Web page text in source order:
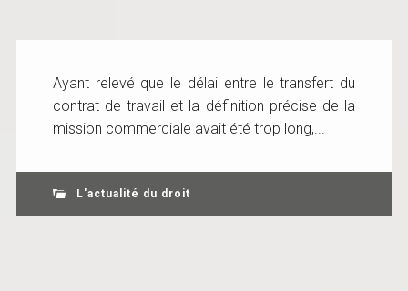
Ayant relevé que le délai entre le transfert du
contrat de travail et la définition précise de la
mission commerciale avait été trop long,...
L'actualité du droit